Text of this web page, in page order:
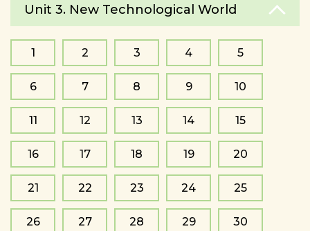
Unit 3. New Technological World
1 2 3 4 5
6 7 8 9 10
11 12 13 14 15
16 17 18 19 20
21 22 23 24 25
26 27 28 29 30